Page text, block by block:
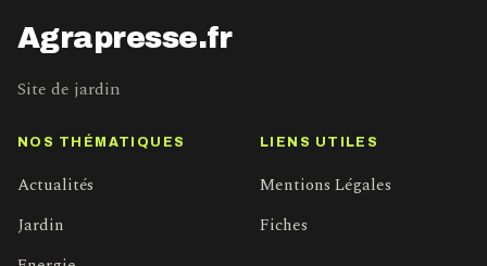
Agrapresse.fr
Site de jardin
NOS THÉMATIQUES
Actualités
Jardin
LIENS UTILES
Mentions Légales
Fiches